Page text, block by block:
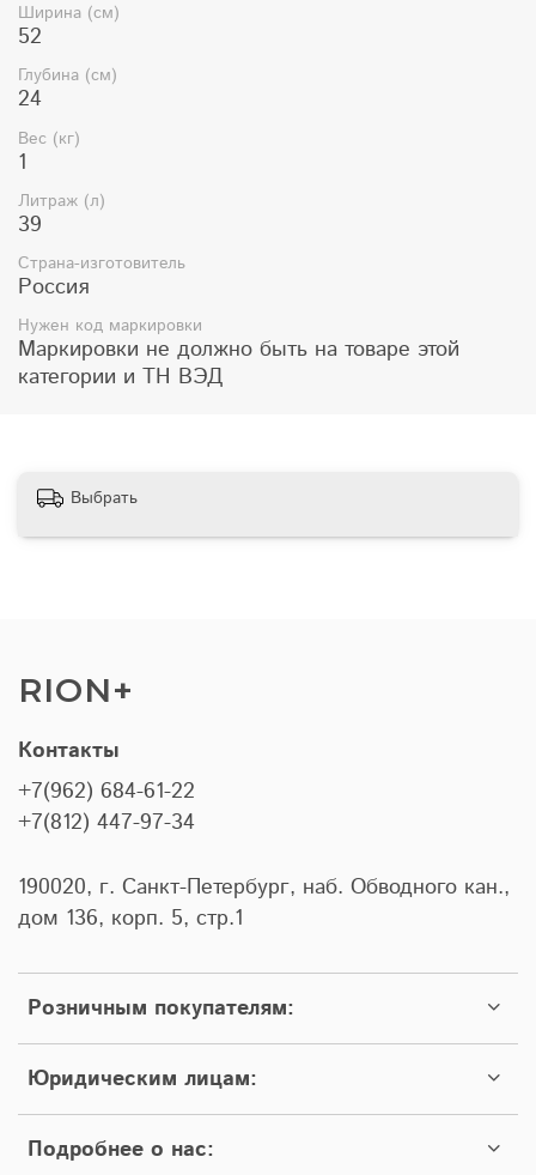
Ширина (см)
52
Глубина (см)
24
Вес (кг)
1
Литраж (л)
39
Страна-изготовитель
Россия
Нужен код маркировки
Маркировки не должно быть на товаре этой
категории и ТН ВЭД
Выбрать
RION+
Розничным покупателям:
Юридическим лицам:
Подробнее о нас:
Контакты
+7(962) 684-61-22
+7(812) 447-97-34
190020, г. Санкт-Петербург, наб. Обводного кан.,
дом 136, корп. 5, стр.1